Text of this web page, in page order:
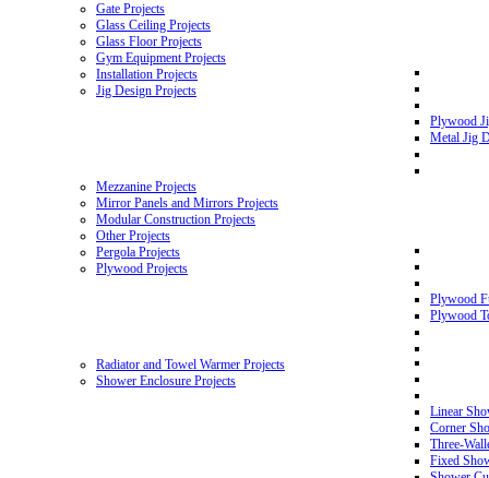
Gate Projects
Glass Ceiling Projects
Glass Floor Projects
Gym Equipment Projects
Installation Projects
Jig Design Projects
Plywood
Metal Jig
Mezzanine Projects
Mirror Panels and Mirrors Projects
Modular Construction Projects
Other Projects
Pergola Projects
Plywood Projects
Plywood
Plywood
Radiator and Towel Warmer Projects
Shower Enclosure Projects
Linear
Corner
Three-
Fixed